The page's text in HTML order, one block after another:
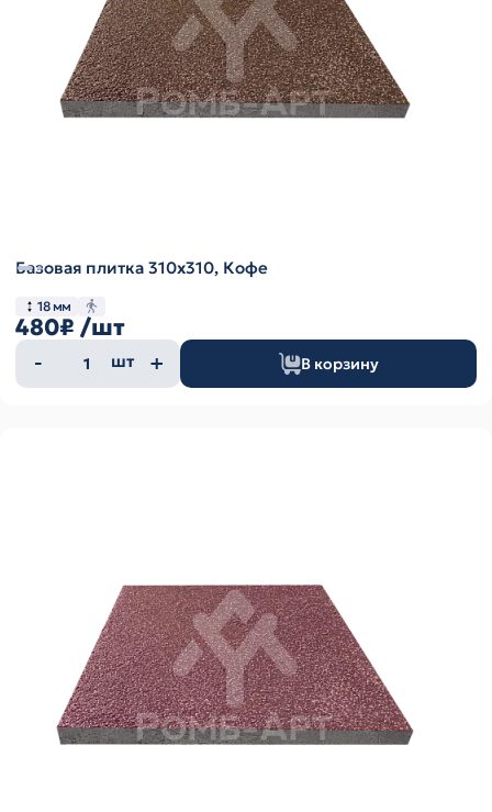
Базовая плитка 310х310, Кофе
18 мм
480₽ /шт
Количество
товара
шт В корзину